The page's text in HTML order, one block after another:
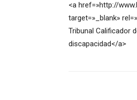
<a href=»http://
target=»_blank»
Tribunal Calificador
discapacidad</a>